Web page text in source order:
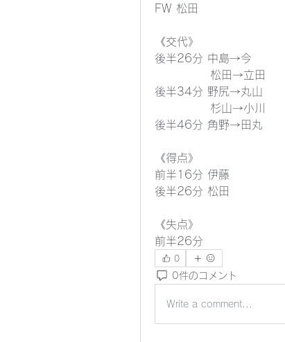
FW 松田
《交代》
後半26分 中島→今
松田→立田
後半34分 野尻→丸山
杉山→小川
後半46分 角野→田丸
《得点》
前半16分 伊藤
後半26分 松田
《失点》
前半26分
0
0件のコメント
Write a comment...